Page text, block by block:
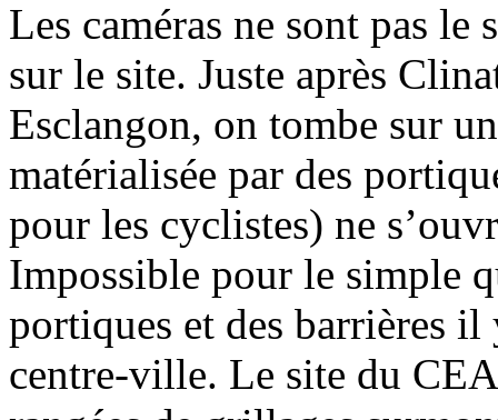
Les caméras ne sont pas
sur le site. Juste après
Esclangon, on tombe sur
matérialisée par des
pour les cyclistes) ne
Impossible pour le simple
portiques et des barrières
centre-ville. Le site du